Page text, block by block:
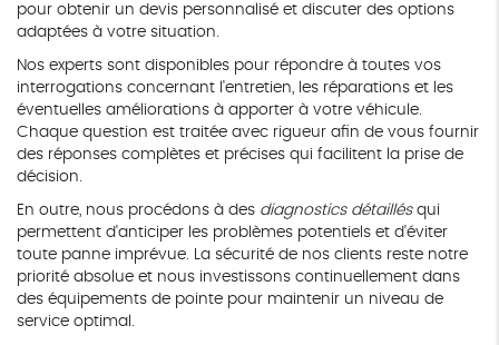
pour obtenir un devis personnalisé et discuter des options
adaptées à votre situation.
Nos experts sont disponibles pour répondre à toutes vos
interrogations concernant l'entretien, les réparations et les
éventuelles améliorations à apporter à votre véhicule.
Chaque question est traitée avec rigueur afin de vous fournir
des réponses complètes et précises qui facilitent la prise de
décision.
En outre, nous procédons à des diagnostics détaillésqui
permettent d'anticiper les problèmes potentiels et d'éviter
toute panne imprévue. La sécurité de nos clients reste notre
priorité absolue et nous investissons continuellement dans
des équipements de pointe pour maintenir un niveau de
service optimal.